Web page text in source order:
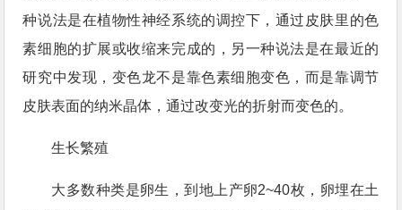
种说法是在植物性神经系统的调控下，通过皮肤里的色
素细胞的扩展或收缩来完成的，另一种说法是在最近的
研究中发现，变色龙不是靠色素细胞变色，而是靠调节
皮肤表面的纳米晶体，通过改变光的折射而变色的。
生长繁殖
大多数种类是卵生，到地上产卵2~40枚，卵埋在土